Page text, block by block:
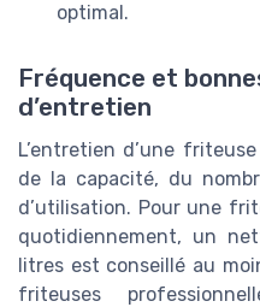
optimal.
Fréquence et
d’entretien
L’entretien d’une
de la capacité, du
d’utilisation. Pour une
quotidiennement, un
litres est conseillé au
friteuses